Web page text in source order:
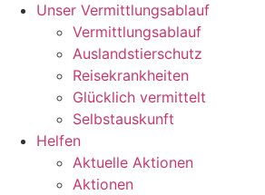
Unser Vermittlungsablauf
Vermittlungsablauf
Auslandstierschutz
Reisekrankheiten
Glücklich vermittelt
Selbstauskunft
Helfen
Aktuelle Aktionen
Aktionen